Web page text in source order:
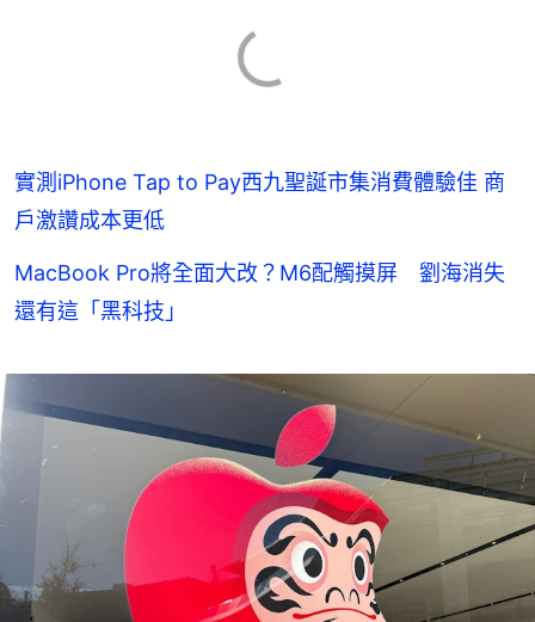
實測iPhone Tap to Pay西九聖誕市集消費體驗佳 商
戶激讚成本更低
MacBook Pro將全面大改？M6配觸摸屏 劉海消失
還有這「黑科技」